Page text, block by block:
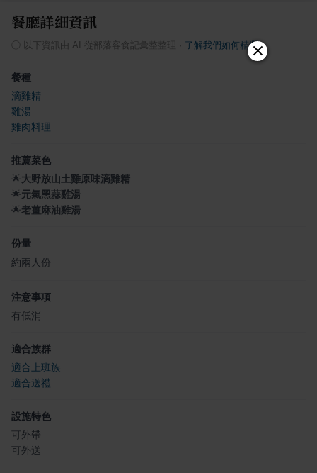
餐廳詳細資訊
以下資訊由 AI 從部落客食記彙整整理 了解我們如何精選
餐種
滴雞精
雞湯
雞肉料理
推薦菜色
🌟大野放山土雞原味滴雞精
🌟元氣黑蒜雞湯
🌟老薑麻油雞湯
份量
約兩人份
注意事項
有低消
適合族群
適合上班族
適合送禮
設施特色
可外帶
可外送